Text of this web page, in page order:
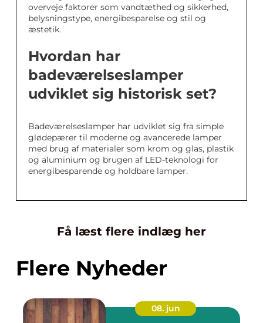
overveje faktorer som vandtæthed og sikkerhed,
belysningstype, energibesparelse og stil og
æstetik.
Hvordan har
badeværelseslamper
udviklet sig historisk set?
Badeværelseslamper har udviklet sig fra simple
glødepærer til moderne og avancerede lamper
med brug af materialer som krom og glas, plastik
og aluminium og brugen af LED-teknologi for
energibesparende og holdbare lamper.
Få læst flere indlæg her
Flere Nyheder
08. jun